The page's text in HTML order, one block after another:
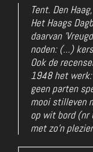
Tent. Den
Het Haags
daarvan
noden: (...)
Ook de
1948 het
geen parten
mooi stilleven
op wit bord
met zo’n